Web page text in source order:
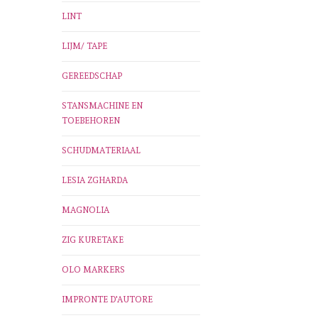
LINT
LIJM/ TAPE
GEREEDSCHAP
STANSMACHINE EN
TOEBEHOREN
SCHUDMATERIAAL
LESIA ZGHARDA
MAGNOLIA
ZIG KURETAKE
OLO MARKERS
IMPRONTE D'AUTORE